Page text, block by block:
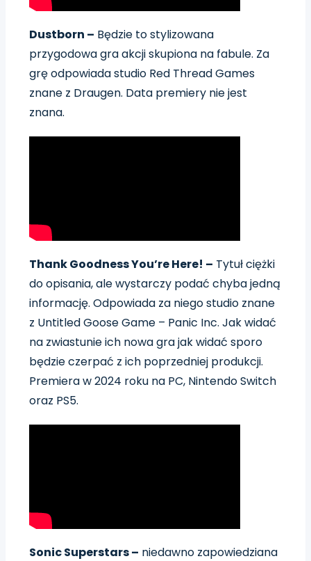
Dustborn – Będzie to stylizowana
przygodowa gra akcji skupiona na fabule. Za
grę odpowiada studio Red Thread Games
znane z Draugen. Data premiery nie jest
znana.
Thank Goodness You’re Here! – Tytuł ciężki
do opisania, ale wystarczy podać chyba jedną
informację. Odpowiada za niego studio znane
z Untitled Goose Game – Panic Inc. Jak widać
na zwiastunie ich nowa gra jak widać sporo
będzie czerpać z ich poprzedniej produkcji.
Premiera w 2024 roku na PC, Nintendo Switch
oraz PS5.
Sonic Superstars – niedawno zapowiedziana